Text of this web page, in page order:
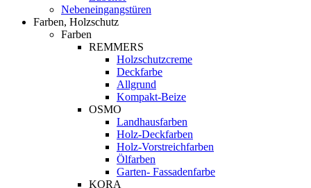
Nebeneingangstüren
Farben, Holzschutz
Farben
REMMERS
Holzschutzcreme
Deckfarbe
Allgrund
Kompakt-Beize
OSMO
Landhausfarben
Holz-Deckfarben
Holz-Vorstreichfarben
Ölfarben
Garten- Fassadenfarbe
KORA